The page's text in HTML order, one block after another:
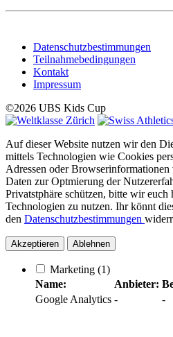
Datenschutzbestimmungen
Teilnahmebedingungen
Kontakt
Impressum
©2026 UBS Kids Cup
Auf dieser Website nutzen wir den
mittels Technologien wie Cookies
Adressen oder Browserinformationen
Daten zur Optmierung der
Privatstphäre schützen, bitte wir
Technologien zu nutzen. Ihr könnt
den Datenschutzbestimmungen
Akzeptieren Ablehnen
Marketing (1)
Name:
Anbieter:
Google Analytics - -